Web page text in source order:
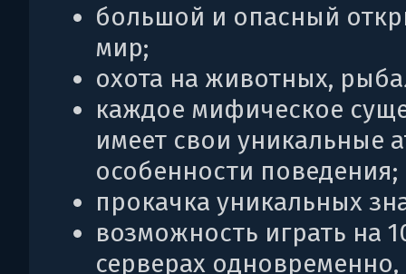
большой и опасный
мир;
охота на животных,
каждое мифическое
имеет свои уникальные
особенности поведения;
прокачка уникальных
возможность играть на
серверах одновременно,